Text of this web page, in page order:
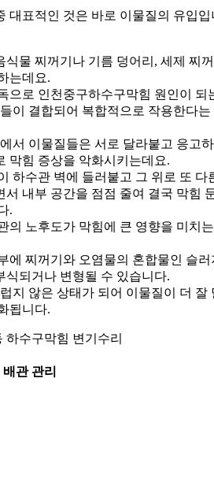
대표적인 것은 바로 이물질의 유입입
물 찌꺼기나 기름 덩어리, 세제 찌
는데요.
으로 인천중구하수구막힘 원인이 되
이 결합되어 복합적으로 작용한다는
서 이물질들은 서로 달라붙고 응고
막힘 증상을 악화시키는데요.
하수관 벽에 들러붙고 그 위로 또 다
내부 공간을 점점 줄여 결국 막힘
.
의 노후도가 막힘에 큰 영향을 미치
에 찌꺼기와 오염물의 혼합물인 슬러
식되거나 변형될 수 있습니다.
지 않은 상태가 되어 이물질이 더 잘
됩니다.
수구막힘 변기수리
관 관리